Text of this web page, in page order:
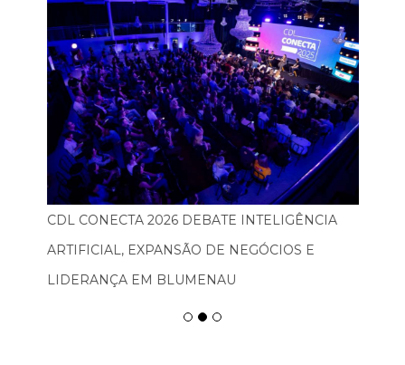
CDL CONECTA 2026 DEBATE INTELIGÊNCIA
ARTIFICIAL, EXPANSÃO DE NEGÓCIOS E
LIDERANÇA EM BLUMENAU